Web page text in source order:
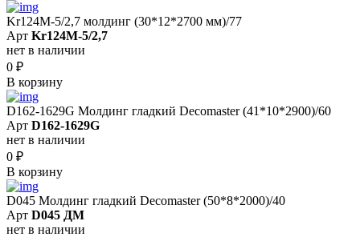
Kr124M-5/2,7 молдинг (30*12*2700 мм)/77
Арт Kr124M-5/2,7
нет в наличии
0 ₽
В корзину
D162-1629G Молдинг гладкий Decomaster (41*10*2900)/60
Арт D162-1629G
нет в наличии
0 ₽
В корзину
D045 Молдинг гладкий Decomaster (50*8*2000)/40
Арт D045 ДМ
нет в наличии